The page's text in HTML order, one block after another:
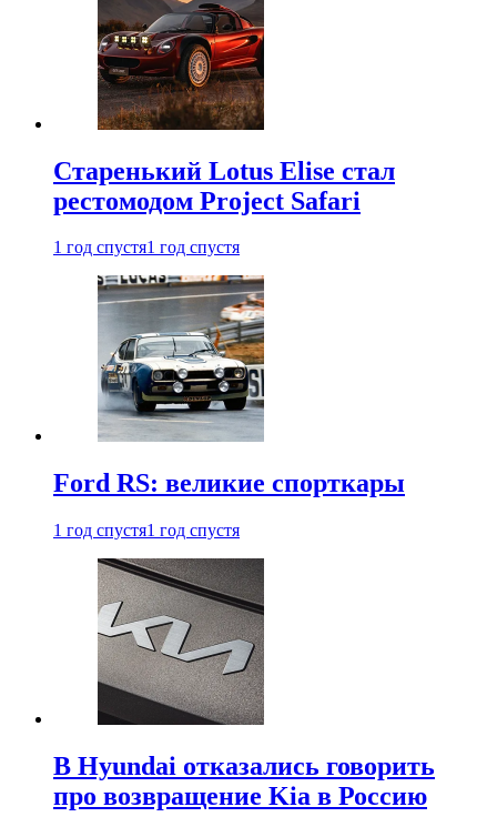
Старенький Lotus Elise стал
рестомодом Project Safari
1 год спустя1 год спустя
Ford RS: великие спорткары
1 год спустя1 год спустя
В Hyundai отказались говорить
про возвращение Kia в Россию